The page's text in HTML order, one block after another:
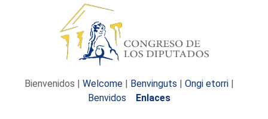
Bienvenidos | Welcome | Benvinguts | Ongi etorri |
Benvidos
Enlaces